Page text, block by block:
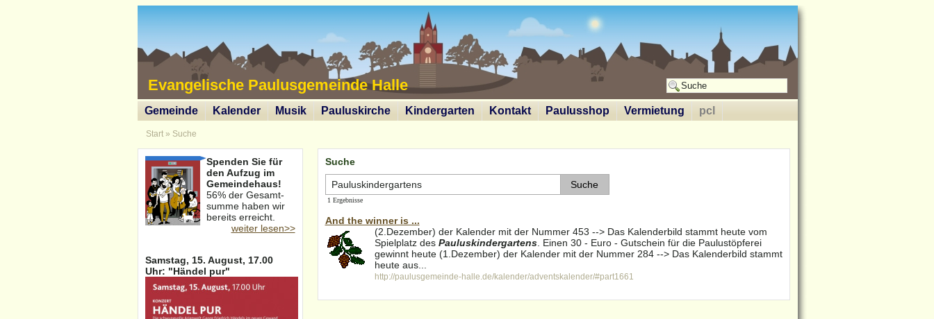
Evangelische Paulusgemeinde Halle
Gemeinde Kalender Musik Pauluskirche Kindergarten Kontakt Paulusshop Vermietung pcl
Start» Suche
Spenden Sie für
den Aufzug im
Gemeindehaus!
56% der Gesamt-
summe haben wir
bereits erreicht.
weiter lesen>>
Samstag, 15. August, 17.00
Uhr: "Händel pur"
Suche
1 Ergebnisse
And the winner is ...
(2.Dezember) der Kalender mit der Nummer 453 --> Das Kalenderbild stammt heute vom
Spielplatz des Pauluskindergartens. Einen 30 - Euro - Gutschein für die Paulustöpferei
gewinnt heute (1.Dezember) der Kalender mit der Nummer 284 --> Das Kalenderbild stammt
heute aus...
http://paulusgemeinde-halle.de/kalender/adventskalender/#part1661